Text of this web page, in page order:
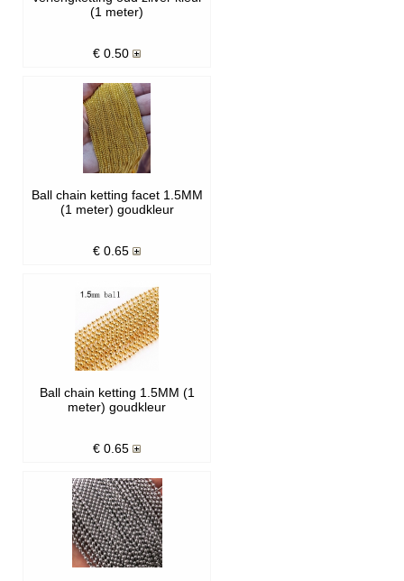
(1 meter)
€ 0.50
Ball chain ketting facet 1.5MM
(1 meter) goudkleur
€ 0.65
Ball chain ketting 1.5MM (1
meter) goudkleur
€ 0.65